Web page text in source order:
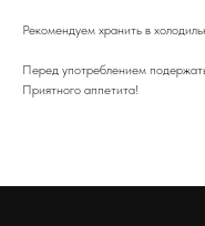
Рекомендуем хранить в
Перед употреблением
Приятного аппетита!